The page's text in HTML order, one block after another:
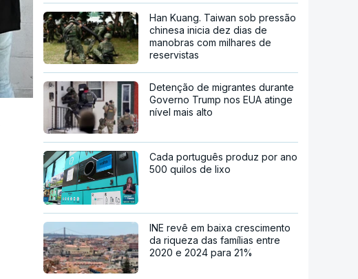
Han Kuang. Taiwan sob pressão
chinesa inicia dez dias de
manobras com milhares de
reservistas
Detenção de migrantes durante
Governo Trump nos EUA atinge
nível mais alto
Cada português produz por ano
500 quilos de lixo
INE revê em baixa crescimento
da riqueza das famílias entre
2020 e 2024 para 21%